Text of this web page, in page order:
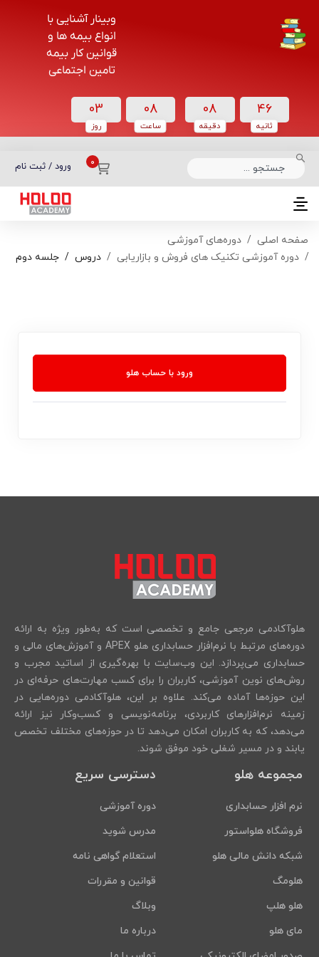
وبینار آشنایی با
انواع بیمه ها و
قوانین کار بیمه
تامین اجتماعی
03
روز
08
ساعت‌
08
دقیقه
45
ثانیه
ورود / ثبت نام
دسته بندی دوره‌ها
صفحه اصلی
دوره‌های آموزشی
دوره آموزشی تکنیک های فروش و بازاریابی
دروس جلسه دوم
ورود با حساب هلو
هلوآکادمی مرجعی جامع و تخصصی است که به‌طور ویژه به ارائه
دوره‌های مرتبط با نرم‌افزار حسابداری هلو APEX و آموزش‌های مالی و
حسابداری می‌پردازد. این وب‌سایت با بهره‌گیری از اساتید مجرب و
روش‌های نوین آموزشی، کاربران را برای کسب مهارت‌های حرفه‌ای در
این حوزه‌ها آماده می‌کند. علاوه بر این، هلوآکادمی دوره‌هایی در
زمینه نرم‌افزارهای کاربردی، برنامه‌نویسی و کسب‌وکار نیز ارائه
می‌دهد، که به کاربران امکان می‌دهد تا در حوزه‌های مختلف تخصص
یابند و در مسیر شغلی خود موفق شوند.
مجموعه هلو
نرم افزار حسابداری
فروشگاه هلواستور
شبکه دانش مالی هلو
هلومگ
هلو هلپ
مای هلو
دسترسی سریع
دوره آموزشی
مدرس شوید
استعلام گواهی نامه
قوانین و مقررات
وبلاگ
درباره ما